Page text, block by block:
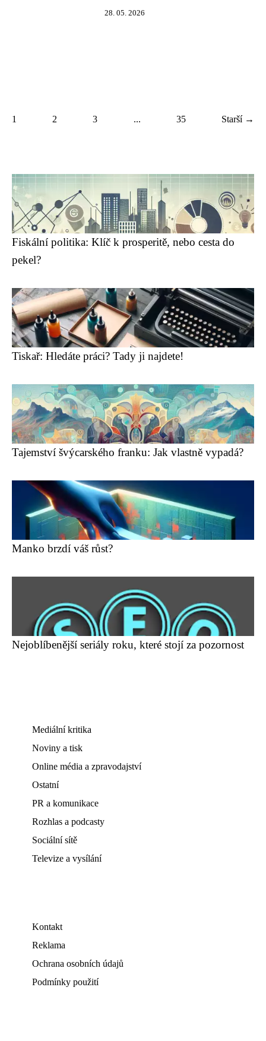
28. 05. 2026
1 2 3 ... 35 Starší →
Fiskální politika: Klíč k prosperitě, nebo cesta do
pekel?
Tiskař: Hledáte práci? Tady ji najdete!
Tajemství švýcarského franku: Jak vlastně vypadá?
Manko brzdí váš růst?
Nejoblíbenější seriály roku, které stojí za pozornost
Mediální kritika
Noviny a tisk
Online média a zpravodajství
Ostatní
PR a komunikace
Rozhlas a podcasty
Sociální sítě
Televize a vysílání
Kontakt
Reklama
Ochrana osobních údajů
Podmínky použití